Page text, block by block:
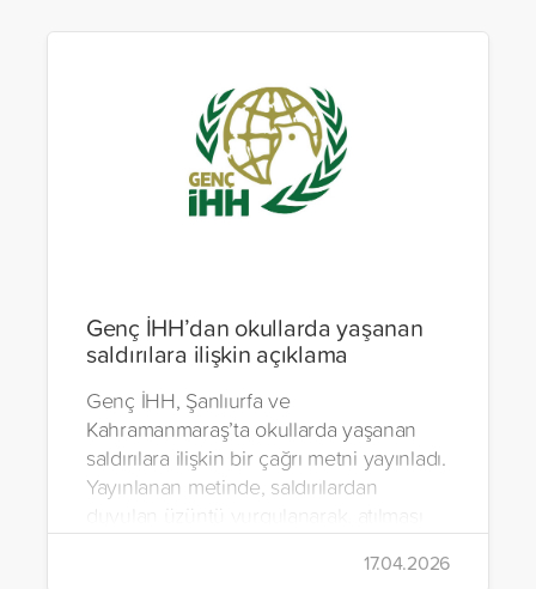
Genç İHH’dan okullarda yaşanan
saldırılara ilişkin açıklama
Genç İHH, Şanlıurfa ve
Kahramanmaraş’ta okullarda yaşanan
saldırılara ilişkin bir çağrı metni yayınladı.
Yayınlanan metinde, saldırılardan
duyulan üzüntü vurgulanarak, atılması
gereken adımlara ilişkin öneriler
17.04.2026